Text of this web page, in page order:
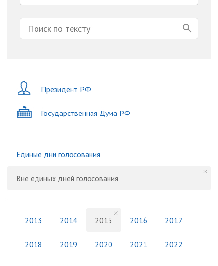
Президент РФ
Государственная Дума РФ
Единые дни голосования
Вне единых дней голосования
2013 2014 2015 2016 2017
2018 2019 2020 2021 2022